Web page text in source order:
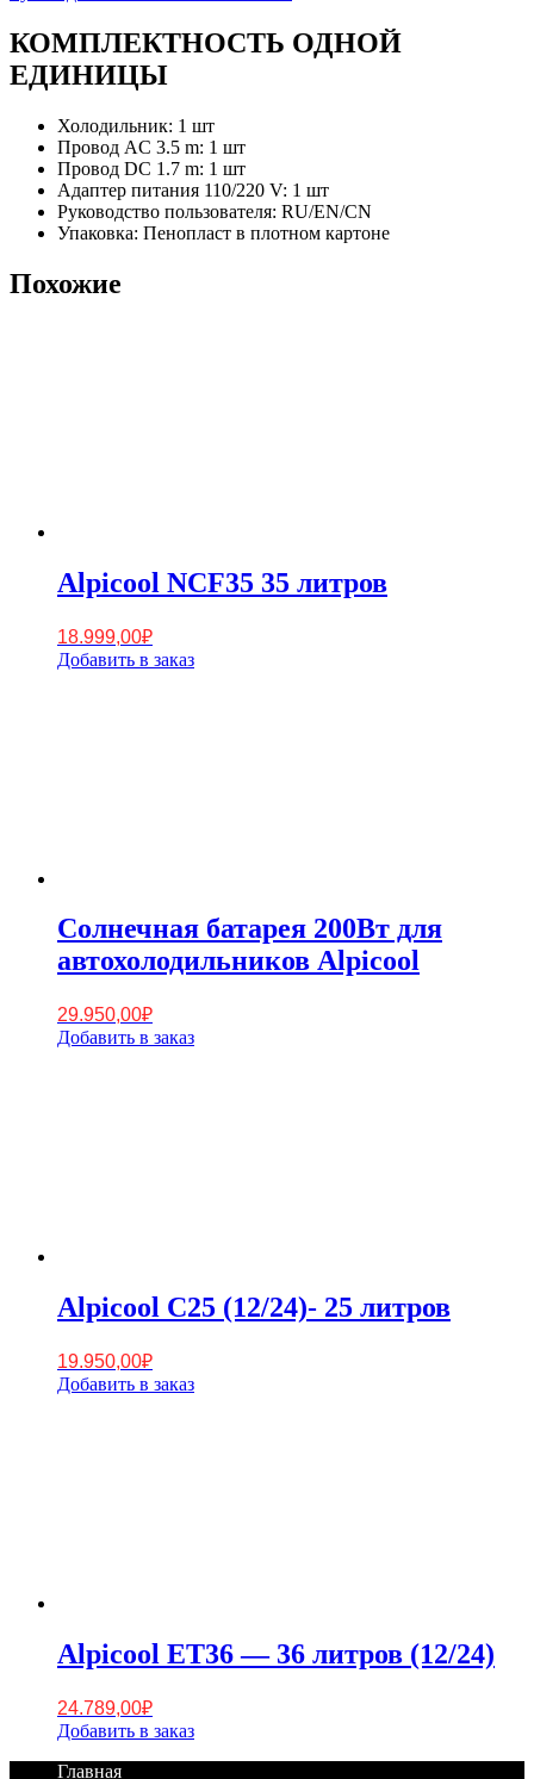
КОМПЛЕКТНОСТЬ ОДНОЙ
ЕДИНИЦЫ
Холодильник: 1 шт
Провод AC 3.5 m: 1 шт
Провод DC 1.7 m: 1 шт
Адаптер питания 110/220 V: 1 шт
Руководство пользователя: RU/EN/CN
Упаковка: Пенопласт в плотном картоне
Похожие
Alpicool NCF35 35 литров
18.999,00₽
Добавить в заказ
Солнечная батарея 200Вт для
автохолодильников Alpicool
29.950,00₽
Добавить в заказ
Alpicool C25 (12/24)- 25 литров
19.950,00₽
Добавить в заказ
Alpicool ET36 — 36 литров (12/24)
24.789,00₽
Добавить в заказ
ПерейтиГлавная